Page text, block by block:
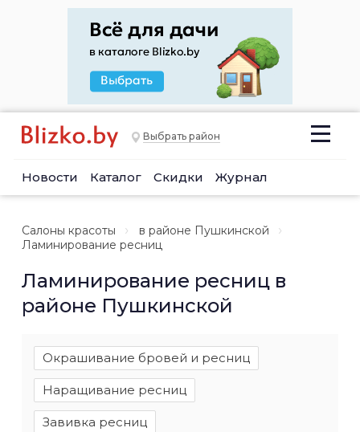
Выбрать район
Новости Каталог Скидки Журнал
Салоны красоты
в районе Пушкинской
Ламинирование ресниц
Ламинирование ресниц в
районе Пушкинской
Окрашивание бровей и ресниц
Наращивание ресниц
Завивка ресниц